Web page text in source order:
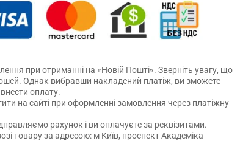
при отриманні на «Новій Пошті». Зверніть увагу, що
Однак вибравши накладений платіж, ви зможете
оплату.
на сайті при оформленні замовлення через платіжну
рахунок і ви оплачуєте за реквізитами.
товару за адресою: м Київ, проспект Академіка